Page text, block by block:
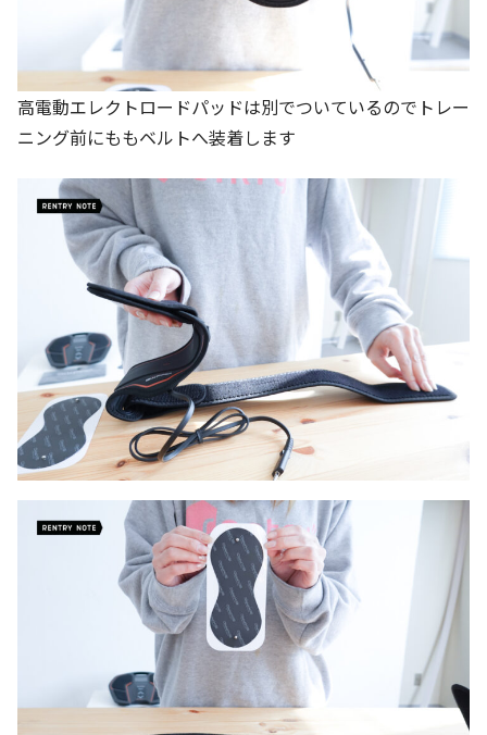
高電動エレクトロードパッドは別でついているのでトレー
ニング前にももベルトへ装着します